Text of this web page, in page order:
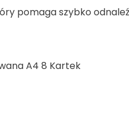
pomaga szybko
A4 8 Kartek